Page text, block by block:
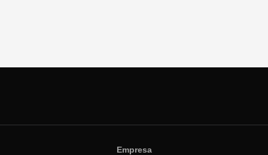
Empresa